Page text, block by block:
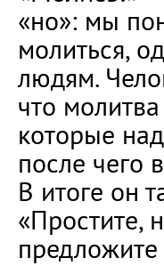
«но»: мы
молиться,
людям.
что
которые
после чего
В итоге он
«Простите,
предложите